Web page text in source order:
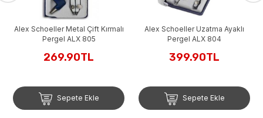
Schoeller Metal Çift Kırmalı
Pergel ALX 805
269.90TL
Sepete Ekle
Alex Schoeller Uzatma Ayaklı
Pergel ALX 804
399.90TL
Sepete Ekle